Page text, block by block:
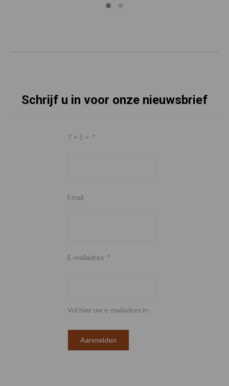
Schrijf u in voor onze nieuwsbrief
7 + 5 = *
Email
E-mailadres *
Vul hier uw e-mailadres in